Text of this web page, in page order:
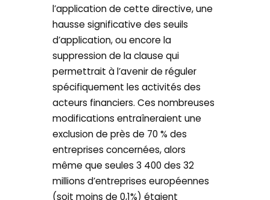
l’application de cette directive, une
hausse significative des seuils
d’application, ou encore la
suppression de la clause qui
permettrait à l’avenir de réguler
spécifiquement les activités des
acteurs financiers. Ces nombreuses
modifications entraîneraient une
exclusion de près de 70 % des
entreprises concernées, alors
même que seules 3 400 des 32
millions d’entreprises européennes
(soit moins de 0,1%) étaient